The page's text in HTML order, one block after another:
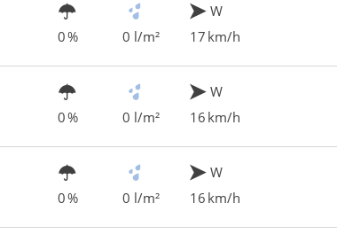
0 % 0 l/m²
W
17 km/h
0 % 0 l/m²
W
16 km/h
0 % 0 l/m²
W
16 km/h